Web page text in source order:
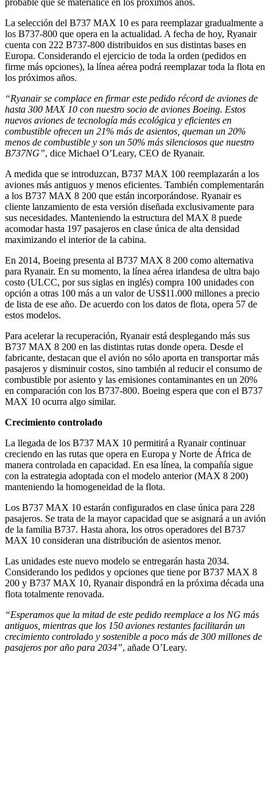
La selección del B737 MAX 10 es para reemplazar gradualmente a
los B737-800 que opera en la actualidad. A fecha de hoy, Ryanair
cuenta con 222 B737-800 distribuidos en sus distintas bases en
Europa. Considerando el ejercicio de toda la orden (pedidos en
firme más opciones), la línea aérea podrá reemplazar toda la flota en
los próximos años.
“Ryanair se complace en firmar este pedido récord de aviones de
hasta 300 MAX 10 con nuestro socio de aviones Boeing. Estos
nuevos aviones de tecnología más ecológica y eficientes en
combustible ofrecen un 21% más de asientos, queman un 20%
menos de combustible y son un 50% más silenciosos que nuestro
B737NG”, dice Michael O’Leary, CEO de Ryanair.
A medida que se introduzcan, B737 MAX 100 reemplazarán a los
aviones más antiguos y menos eficientes. También complementarán
a los B737 MAX 8 200 que están incorporándose. Ryanair es
cliente lanzamiento de esta versión diseñada exclusivamente para
sus necesidades. Manteniendo la estructura del MAX 8 puede
acomodar hasta 197 pasajeros en clase única de alta densidad
maximizando el interior de la cabina.
En 2014, Boeing presenta al B737 MAX 8 200 como alternativa
para Ryanair. En su momento, la línea aérea irlandesa de ultra bajo
costo (ULCC, por sus siglas en inglés) compra 100 unidades con
opción a otras 100 más a un valor de US$11.000 millones a precio
de lista de ese año. De acuerdo con los datos de flota, opera 57 de
estos modelos.
Para acelerar la recuperación, Ryanair está desplegando más sus
B737 MAX 8 200 en las distintas rutas donde opera. Desde el
fabricante, destacan que el avión no sólo aporta en transportar más
pasajeros y disminuir costos, sino también al reducir el consumo de
combustible por asiento y las emisiones contaminantes en un 20%
en comparación con los B737-800. Boeing espera que con el B737
MAX 10 ocurra algo similar.
Crecimiento controlado
La llegada de los B737 MAX 10 permitirá a Ryanair continuar
creciendo en las rutas que opera en Europa y Norte de África de
manera controlada en capacidad. En esa línea, la compañía sigue
con la estrategia adoptada con el modelo anterior (MAX 8 200)
manteniendo la homogeneidad de la flota.
Los B737 MAX 10 estarán configurados en clase única para 228
pasajeros. Se trata de la mayor capacidad que se asignará a un avión
de la familia B737. Hasta ahora, los otros operadores del B737
MAX 10 consideran una distribución de asientos menor.
Las unidades este nuevo modelo se entregarán hasta 2034.
Considerando los pedidos y opciones que tiene por B737 MAX 8
200 y B737 MAX 10, Ryanair dispondrá en la próxima década una
flota totalmente renovada.
“Esperamos que la mitad de este pedido reemplace a los NG más
antiguos, mientras que los 150 aviones restantes facilitarán un
crecimiento controlado y sostenible a poco más de 300 millones de
pasajeros por año para 2034”, añade O’Leary.